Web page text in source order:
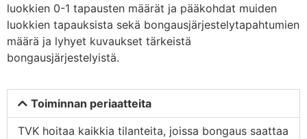
luokkien 0-1 tapausten määrät ja pääkohdat muiden
luokkien tapauksista sekä bongausjärjestelytapahtumien
määrä ja lyhyet kuvaukset tärkeistä
bongausjärjestelyistä.
Toiminnan periaatteita
TVK hoitaa kaikkia tilanteita, joissa bongaus saattaa